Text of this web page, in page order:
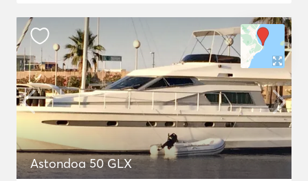
Astondoa 50 GLX